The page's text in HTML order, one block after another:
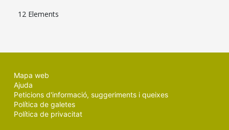
12 Elements
Mapa web
Ajuda
Peticions d'informació, suggeriments i queixes
Política de galetes
Política de privacitat